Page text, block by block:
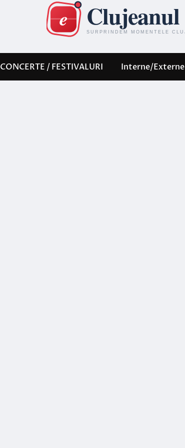
CONCERTE / FESTIVALURI Interne/Externe